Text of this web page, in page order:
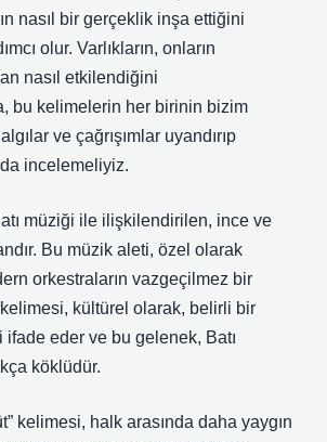
nasıl bir gerçeklik inşa ettiğini
olur. Varlıkların, onların
nasıl etkilendiğini
bu kelimelerin her birinin bizim
ve çağrışımlar uyandırıp
da incelemeliyiz.
müziği ile ilişkilendirilen, ince ve
Bu müzik aleti, özel olarak
orkestraların vazgeçilmez bir
kelimesi, kültürel olarak, belirli bir
eder ve bu gelenek, Batı
köklüdür.
kelimesi, halk arasında daha yaygın